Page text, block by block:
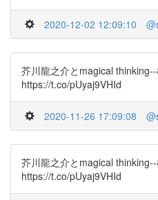
2020-12-02 12:09:10
芥川龍之介とmagical
https://t.co/pUyaj9VHId
2020-11-26 17:09:08
芥川龍之介とmagical
https://t.co/pUyaj9VHId